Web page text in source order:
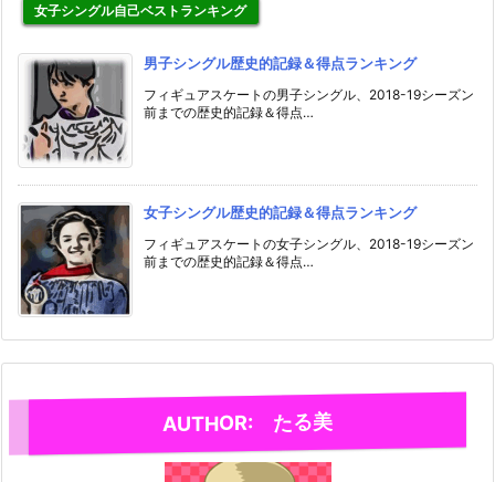
女子シングル自己ベストランキング
男子シングル歴史的記録＆得点ランキング
フィギュアスケートの男子シングル、2018-19シーズン
前までの歴史的記録＆得点…
女子シングル歴史的記録＆得点ランキング
フィギュアスケートの女子シングル、2018-19シーズン
前までの歴史的記録＆得点…
AUTHOR: たる美